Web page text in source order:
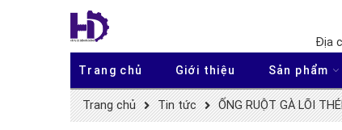
Địa
Trang chủ Giới thiệu Sản phẩm
Trang chủ Tin tức ỐNG RUỘT GÀ LÕI